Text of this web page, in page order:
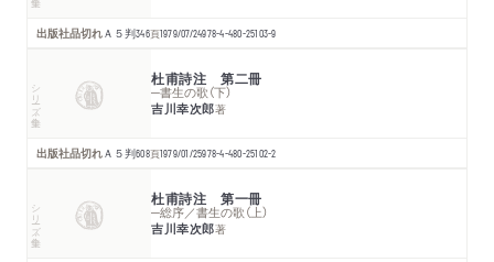
出版社品切れＡ５判346頁1979/07/24978-4-480-25103-9
シリーズ・全集 杜甫詩注 第二冊
─書生の歌（下）
吉川幸次郎著
出版社品切れＡ５判608頁1979/01/25978-4-480-25102-2
シリーズ・全集 杜甫詩注 第一冊
─総序／書生の歌（上）
吉川幸次郎著